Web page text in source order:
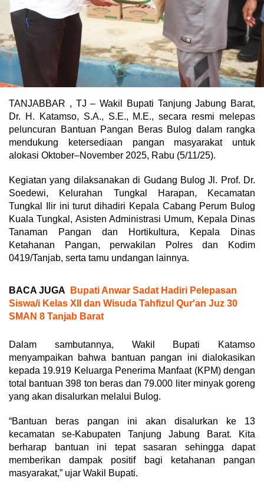
TANJABBAR , TJ – Wakil Bupati Tanjung Jabung Barat,
Dr. H. Katamso, S.A., S.E., M.E., secara resmi melepas
peluncuran Bantuan Pangan Beras Bulog dalam rangka
mendukung ketersediaan pangan masyarakat untuk
alokasi Oktober–November 2025, Rabu (5/11/25).
Kegiatan yang dilaksanakan di Gudang Bulog Jl. Prof. Dr.
Soedewi, Kelurahan Tungkal Harapan, Kecamatan
Tungkal Ilir ini turut dihadiri Kepala Cabang Perum Bulog
Kuala Tungkal, Asisten Administrasi Umum, Kepala Dinas
Tanaman Pangan dan Hortikultura, Kepala Dinas
Ketahanan Pangan, perwakilan Polres dan Kodim
0419/Tanjab, serta tamu undangan lainnya.
BACA JUGA
Bupati Anwar Sadat Hadiri Pelepasan
Siswa/i Kelas XII dan Wisuda Tahfizul Qur'an Juz 30
SMAN 8 Tanjab Barat
Dalam sambutannya, Wakil Bupati Katamso
menyampaikan bahwa bantuan pangan ini dialokasikan
kepada 19.919 Keluarga Penerima Manfaat (KPM) dengan
total bantuan 398 ton beras dan 79.000 liter minyak goreng
yang akan disalurkan melalui Bulog.
“Bantuan beras pangan ini akan disalurkan ke 13
kecamatan se-Kabupaten Tanjung Jabung Barat. Kita
berharap bantuan ini tepat sasaran sehingga dapat
memberikan dampak positif bagi ketahanan pangan
masyarakat,” ujar Wakil Bupati.